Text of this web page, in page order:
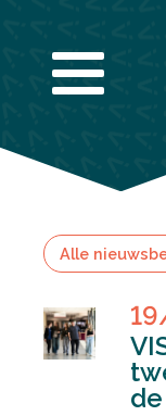
Alle
Vul de
E-mailadres*
Nieuwsbrief
Ik wil graag de
Ik ga akkoord